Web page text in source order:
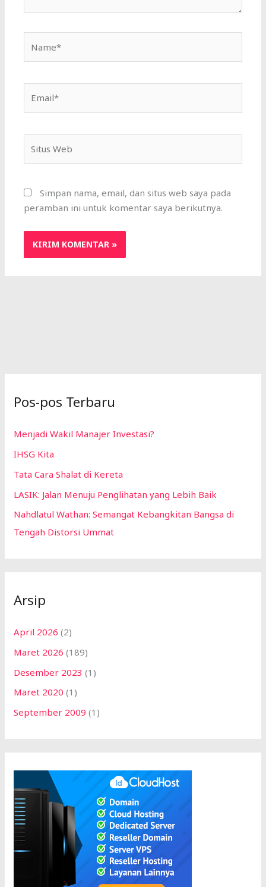
Web
Simpan nama, email, dan situs web saya pada
peramban ini untuk komentar saya berikutnya.
Pos-pos Terbaru
Menjadi Wakil Manajer Investasi?
IHSG Kita
Tata Cara Shalat di Kereta
LASIK: Jalan Menuju Penglihatan yang Lebih Baik
Nahdlatul Wathan: Semangat Kebangkitan Bangsa di
Tengah Distorsi Ummat
Arsip
April 2026 (2)
Maret 2026 (189)
Desember 2023 (1)
Maret 2020 (1)
September 2009 (1)